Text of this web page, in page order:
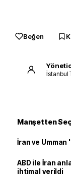
Beğen
İstanbul
Manşetten
İran ve
ABD ile İran
ihtimal verildi